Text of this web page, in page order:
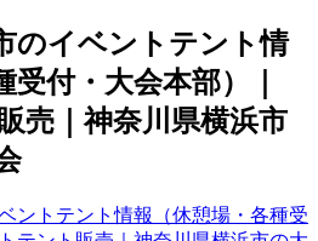
のイベントテント情
付・大会本部）｜
売｜神奈川県横浜市